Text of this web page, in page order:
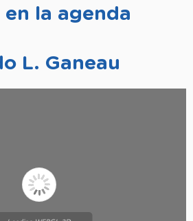
la agenda
L. Ganeau